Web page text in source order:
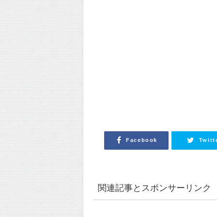
Facebook
関連記事とスポンサーリンク